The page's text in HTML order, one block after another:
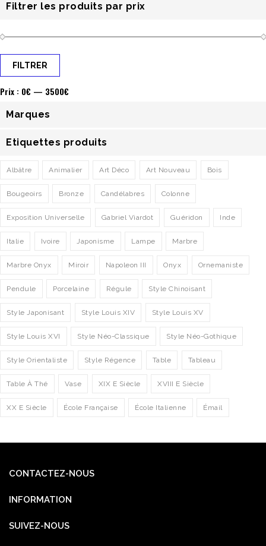
Filtrer les produits par prix
FILTRER
Prix : 0€ — 3500€
Marques
Etiquettes produits
Albâtre Animalier Art Déco Art Nouveau Bois
Bougeoirs Bronze Candélabres Colonne
Exposition Universelle Gabriel Viardot Guéridon Inde
Italie Ivoire Japonisme Lampe Marbre
Marbre Onyx Miroir Napoleon III Onyx Ornemaniste
Pendule Porcelaine Régule Style Chinoisant
Style Japonisant Style Louis XIV Style Louis XV
Style Louis XVI Style Néo-Classique Style Néo-Gothique
Style Orientaliste Style Régence Table Tableau
Table À Thé Vase XIX E Siècle XVIII E Siècle
XX E Siècle École Française École Italienne Émail
CONTACTEZ-NOUS
INFORMATION
SUIVEZ-NOUS